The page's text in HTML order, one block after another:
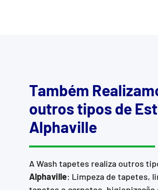
Também
outros tipos de
Alphaville
A Wash tapetes realiza outros
Alphaville: Limpeza de tapetes,